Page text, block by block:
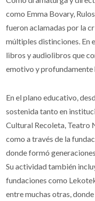
como Emma Bovary,
fueron aclamadas por la
múltiples distinciones. En
libros y audiolibros que
emotivo y profundamente
En el plano educativo,
sostenida tanto en
Cultural Recoleta, Teatro
como a través de la
donde formó
Su actividad también
fundaciones como
entre muchas otras,